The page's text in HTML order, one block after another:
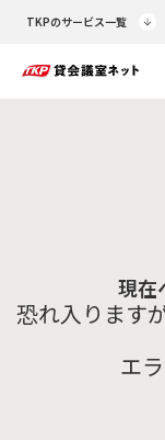
TKPのサービス一覧
現在
恐れ入ります
エ